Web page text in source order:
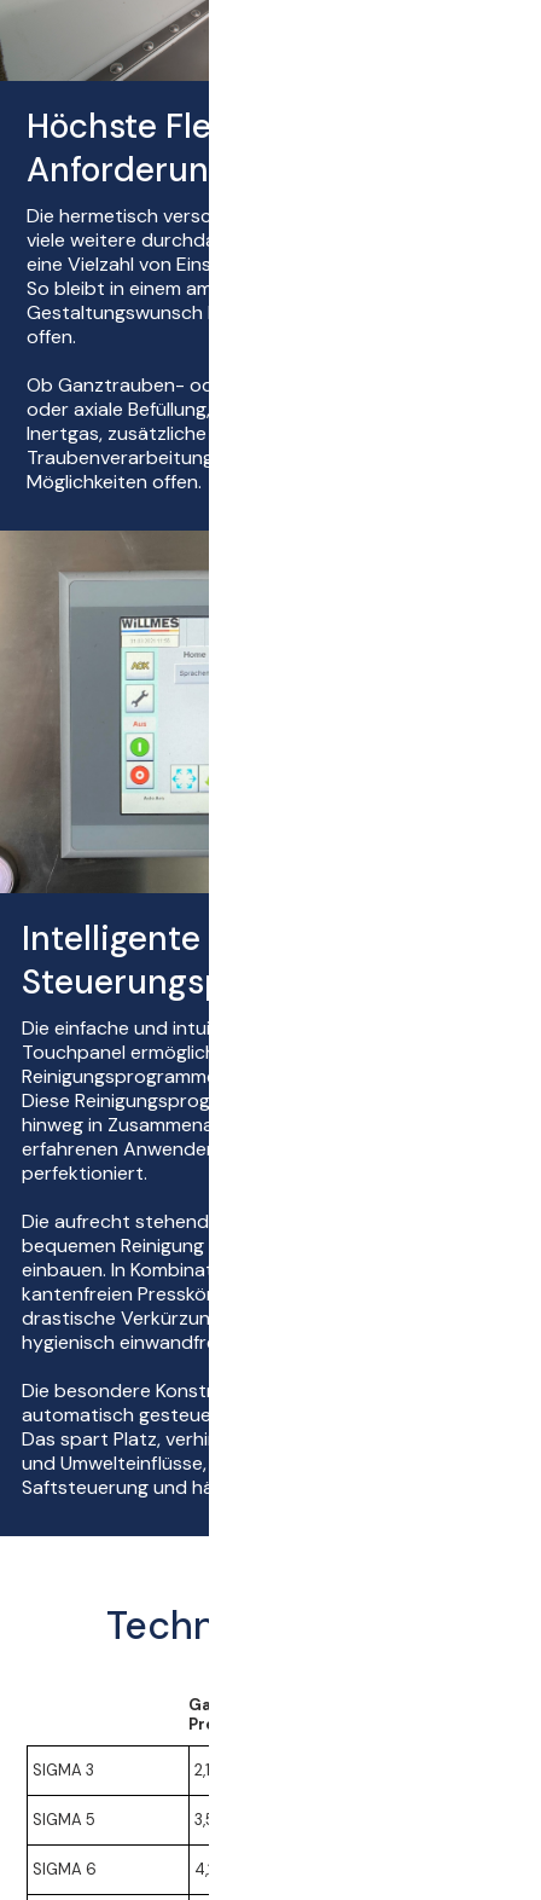
Höchste Flexibilität für alle
Anforderungen
Die hermetisch verschließbaren Deckelöffnungen und
viele weitere durchdachte Konzeptdetails bieten Ihnen
eine Vielzahl von Einsatzmöglichkeiten.
So bleibt in einem ambitionierten Kellereibetrieb kein
Gestaltungswunsch bei der Traubenverarbeitung
offen.
Ob Ganztrauben- oder Maischeverarbeitung, vertikale
oder axiale Befüllung, Mazeration im Tank, Pressen mit
Inertgas, zusätzliche Kühlung, reduktive oder oxidative
Traubenverarbeitung – mit der SIGMA stehen Ihnen alle
Möglichkeiten offen.
Intelligente
Steuerungsprogramme
Die einfache und intuitive Bedienung über ein
Touchpanel ermöglicht den Zugriff auf alle Press- und
Reinigungsprogramme.
Diese Reinigungsprogramme wurden über die Jahre
hinweg in Zusammenarbeit mit führenden Önologen und
erfahrenen Anwendern weltweit entwickelt und
perfektioniert.
Die aufrecht stehenden Saftkanäle lassen sich zur
bequemen Reinigung mit wenigen Handgriffen aus- und
einbauen. In Kombination mit dem ecken- und
kantenfreien Presskörper ergibt sich somit eine
drastische Verkürzung der Reinigungszeiten und ein
hygienisch einwandfreies Reinigungsergebnis.
Die besondere Konstruktion der Sigma ermöglicht einen
automatisch gesteuerten Saftablauf an zentraler Stelle.
Das spart Platz, verhindert unerwünschte Oxidations-
und Umwelteinflüsse, vereinfacht die Logistik der
Saftsteuerung und hält die Presse sauber.
Technische Daten
Ganze Trauben*
Presszeiten (ca. 2,5h)
SIGMA 3 2,1 t
SIGMA 5 3,5 t
SIGMA 6 4,2 t